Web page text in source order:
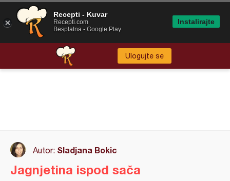
Ulogujte se
Autor: Sladjana Bokic
Jagnjetina ispod sača
Recepti - Kuvar
Recepti.com
Besplatna - Google Play
Instalirajte